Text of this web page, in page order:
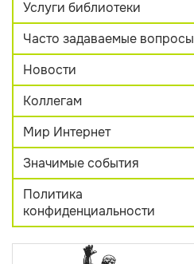
Услуги библиотеки
Часто задаваемые вопросы
Новости
Коллегам
Мир Интернет
Значимые события
Политика
конфиденциальности